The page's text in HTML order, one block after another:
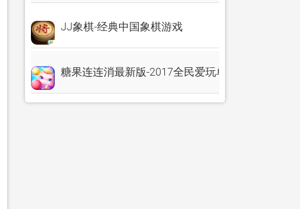
JJ象棋-经典中国象棋游戏
糖果连连消最新版-2017全民爱玩单机消除游戏